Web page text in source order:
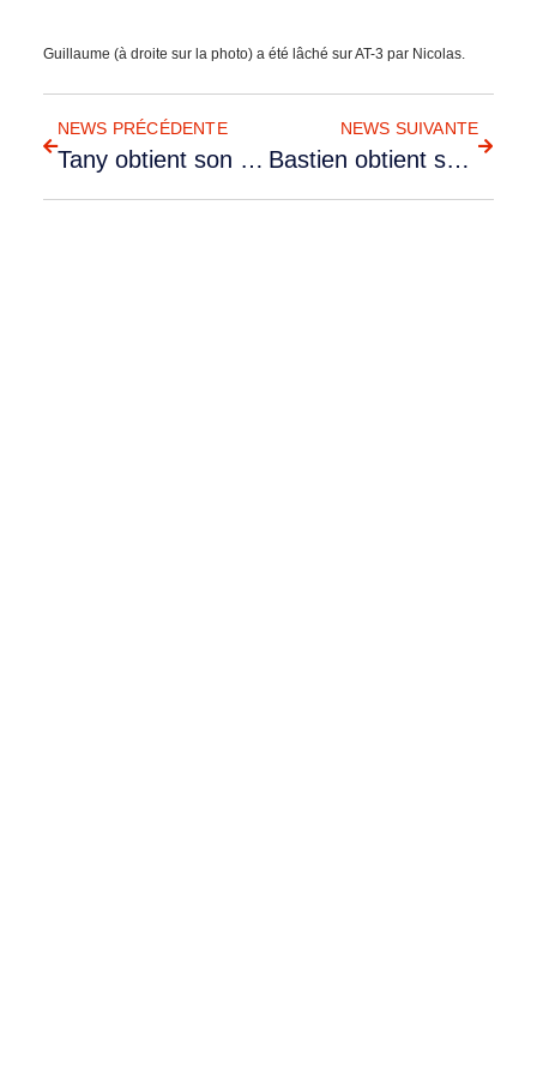
Guillaume (à droite sur la photo) a été lâché sur AT-3 par Nicolas.
NEWS PRÉCÉDENTE
Tany obtient son PPL
NEWS SUIVANTE
Bastien obtient son PPL